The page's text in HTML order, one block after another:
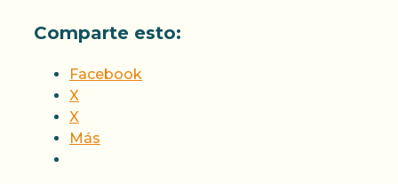
Comparte esto:
Facebook
X
X
Más